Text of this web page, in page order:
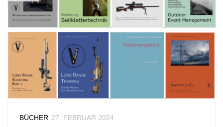
BÜCHER 27. FEBRUAR 2024